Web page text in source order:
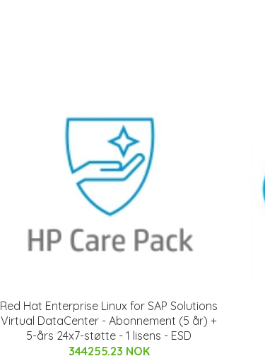
Red Hat Enterprise Linux for SAP Solutions
Virtual DataCenter - Abonnement (5 år) +
5-års 24x7-støtte - 1 lisens - ESD
344255.23 NOK